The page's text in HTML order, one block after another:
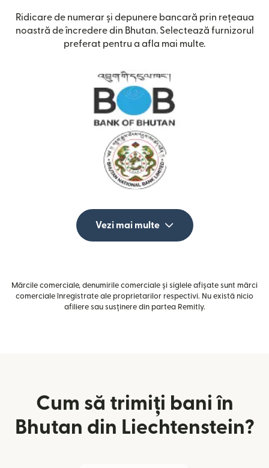
Ridicare de numerar și depunere bancară prin rețeaua
noastră de încredere din Bhutan. Selectează furnizorul
preferat pentru a afla mai multe.
Vezi mai multe
Mărcile comerciale, denumirile comerciale și siglele afișate sunt mărci
comerciale înregistrate ale proprietarilor respectivi. Nu există nicio
afiliere sau susținere din partea Remitly.
Cum să trimiți bani în
Bhutan din Liechtenstein?